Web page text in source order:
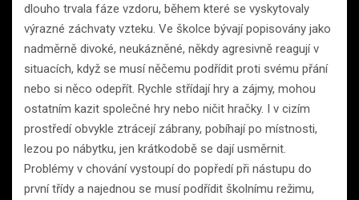
dlouho trvala fáze vzdoru, během které se vyskytovaly
výrazné záchvaty vzteku. Ve školce bývají popisovány jako
nadměrně divoké, neukázněné, někdy agresivně reagují v
situacích, když se musí něčemu podřídit proti svému přání
nebo si něco odepřít. Rychle střídají hry a zájmy, mohou
ostatním kazit společné hry nebo ničit hračky. I v cizím
prostředí obvykle ztrácejí zábrany, pobíhají po místnosti,
lezou po nábytku, jen krátkodobě se dají usměrnit.
Problémy v chování vystoupí do popředí při nástupu do
první třídy a najednou se musí podřídit školnímu režimu,